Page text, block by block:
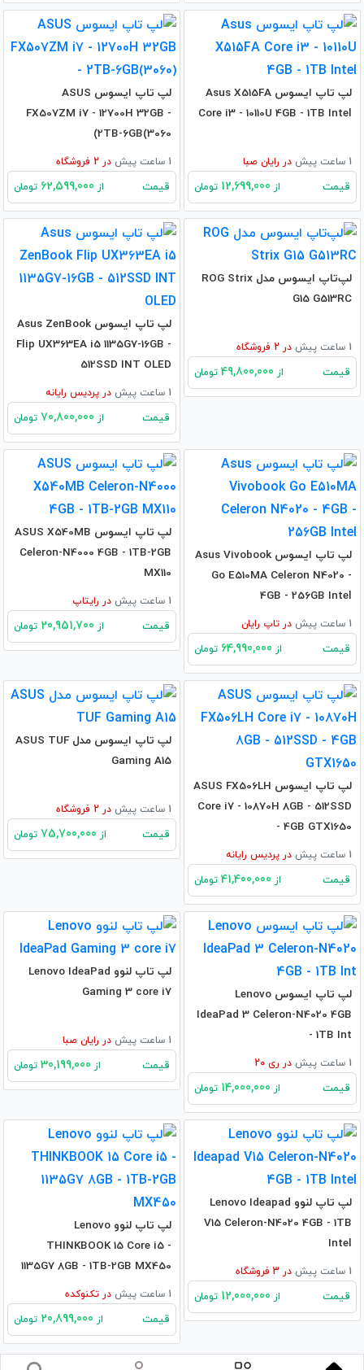
لپ تاپ ایسوس Asus X515FA
Core i3 - 10110U 4GB - 1TB Intel
1 ساعت پیش در رایان صبا
قیمت از تومان
لپ تاپ ایسوس ASUS
FX507ZM i7 - 12700H 32GB -
2TB-6GB(3060)
1 ساعت پیش در فروشگاه
قیمت از تومان
لپ‌تاپ ایسوس مدل ROG Strix
G15 G513RC
1 ساعت پیش در فروشگاه
قیمت از تومان
لپ تاپ ایسوس Asus ZenBook
Flip UX363EA i5 1135G7-16GB -
512SSD INT OLED
1 ساعت پیش در پردیس رایانه
قیمت از تومان
لپ تاپ ایسوس Asus Vivobook
Go E510MA Celeron N4020 -
4GB - 256GB Intel
1 ساعت پیش در تاپ رایان
قیمت از تومان
لپ تاپ ایسوس ASUS X540MB
Celeron-N4000 4GB - 1TB-2GB
MX110
1 ساعت پیش در رایتاپ
قیمت از تومان
لپ تاپ ایسوس ASUS FX506LH
Core i7 - 10870H 8GB - 512SSD
- 4GB GTX1650
1 ساعت پیش در پردیس رایانه
قیمت از تومان
لپ تاپ ایسوس مدل ASUS TUF
Gaming A15
1 ساعت پیش در فروشگاه
قیمت از تومان
لپ تاپ ایسوس Lenovo
IdeaPad 3 Celeron-N4020 4GB
- 1TB Int
1 ساعت پیش در ری 20
قیمت از تومان
لپ تاپ لنوو Lenovo IdeaPad
Gaming 3 core i7
1 ساعت پیش در رایان صبا
قیمت از تومان
لپ تاپ لنوو Lenovo Ideapad
V15 Celeron-N4020 4GB - 1TB
Intel
1 ساعت پیش در فروشگاه
قیمت از تومان
لپ تاپ لنوو Lenovo
THINKBOOK 15 Core i5 -
1135G7 8GB - 1TB-2GB MX450
1 ساعت پیش در تکنوکده
قیمت از تومان